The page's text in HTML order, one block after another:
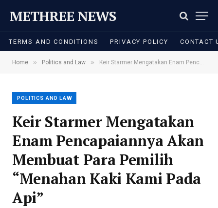
METHREE NEWS
TERMS AND CONDITIONS PRIVACY POLICY CONTACT
Home » Politics and Law » Keir Starmer Mengatakan Enam Pencapaiannya Akan Membuat Para Pemilih “Menahan Kaki Kami Pada Api”
POLITICS AND LAW
Keir Starmer Mengatakan
Enam Pencapaiannya Akan
Membuat Para Pemilih
“Menahan Kaki Kami Pada
Api”